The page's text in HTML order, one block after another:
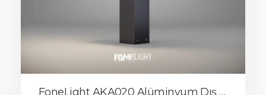
FoneLight AKA020 Alüminyum Dış Mekan Bollard Bahçe Aydınlatması